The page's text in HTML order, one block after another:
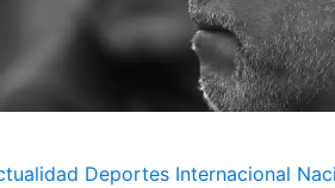
Deportes Internacional